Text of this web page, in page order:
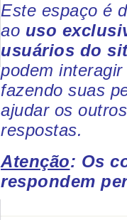
Este espaço é
ao uso
usuários do
podem
fazendo suas
ajudar os
respostas.
Atenção: Os
respondem